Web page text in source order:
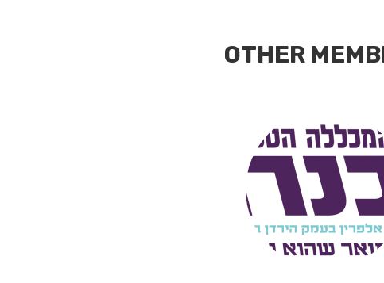
OTHER